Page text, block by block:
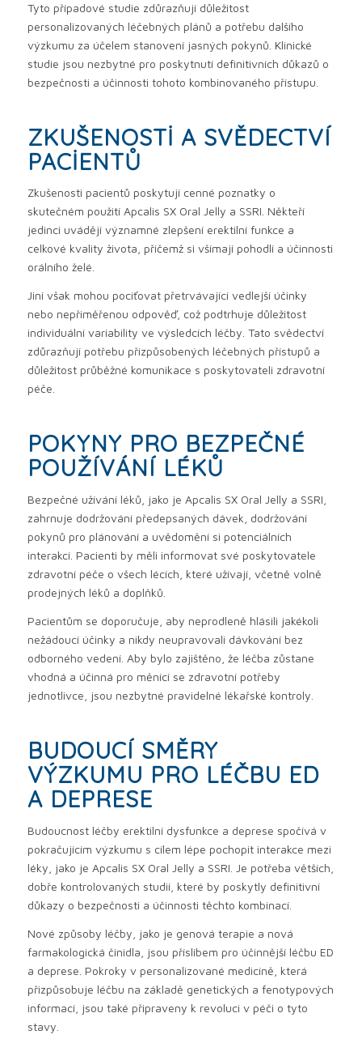
Tyto případové studie zdůrazňují důležitost
personalizovaných léčebných plánů a potřebu dalšího
výzkumu za účelem stanovení jasných pokynů. Klinické
studie jsou nezbytné pro poskytnutí definitivních důkazů o
bezpečnosti a účinnosti tohoto kombinovaného přístupu.
ZKUŠENOSTI A SVĚDECTVÍ
PACIENTŮ
Zkušenosti pacientů poskytují cenné poznatky o
skutečném použití Apcalis SX Oral Jelly a SSRI. Někteří
jedinci uvádějí významné zlepšení erektilní funkce a
celkové kvality života, přičemž si všímají pohodlí a účinnosti
orálního želé.
Jiní však mohou pociťovat přetrvávající vedlejší účinky
nebo nepřiměřenou odpověď, což podtrhuje důležitost
individuální variability ve výsledcích léčby. Tato svědectví
zdůrazňují potřebu přizpůsobených léčebných přístupů a
důležitost průběžné komunikace s poskytovateli zdravotní
péče.
POKYNY PRO BEZPEČNÉ
POUŽÍVÁNÍ LÉKŮ
Bezpečné užívání léků, jako je Apcalis SX Oral Jelly a SSRI,
zahrnuje dodržování předepsaných dávek, dodržování
pokynů pro plánování a uvědomění si potenciálních
interakcí. Pacienti by měli informovat své poskytovatele
zdravotní péče o všech lécích, které užívají, včetně volně
prodejných léků a doplňků.
Pacientům se doporučuje, aby neprodleně hlásili jakékoli
nežádoucí účinky a nikdy neupravovali dávkování bez
odborného vedení. Aby bylo zajištěno, že léčba zůstane
vhodná a účinná pro měnící se zdravotní potřeby
jednotlivce, jsou nezbytné pravidelné lékařské kontroly.
BUDOUCÍ SMĚRY
VÝZKUMU PRO LÉČBU ED
A DEPRESE
Budoucnost léčby erektilní dysfunkce a deprese spočívá v
pokračujícím výzkumu s cílem lépe pochopit interakce mezi
léky, jako je Apcalis SX Oral Jelly a SSRI. Je potřeba větších,
dobře kontrolovaných studií, které by poskytly definitivní
důkazy o bezpečnosti a účinnosti těchto kombinací.
Nové způsoby léčby, jako je genová terapie a nová
farmakologická činidla, jsou příslibem pro účinnější léčbu ED
a deprese. Pokroky v personalizované medicíně, která
přizpůsobuje léčbu na základě genetických a fenotypových
informací, jsou také připraveny k revoluci v péči o tyto
stavy.